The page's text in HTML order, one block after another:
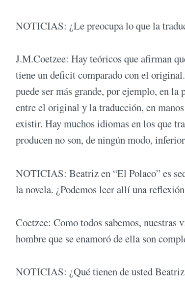
NOTICIAS: ¿Le preocupa lo que la
J.M.Coetzee: Hay teóricos que afirman
tiene un deficit comparado con el
puede ser más grande, por ejemplo, en
entre el original y la traducción, en
existir. Hay muchos idiomas en los que
producen no son, de ningún modo,
NOTICIAS: Beatriz en “El Polaco” es
la novela. ¿Podemos leer allí una
Coetzee: Como todos sabemos,
hombre que se enamoró de ella son
NOTICIAS: ¿Qué tienen de usted